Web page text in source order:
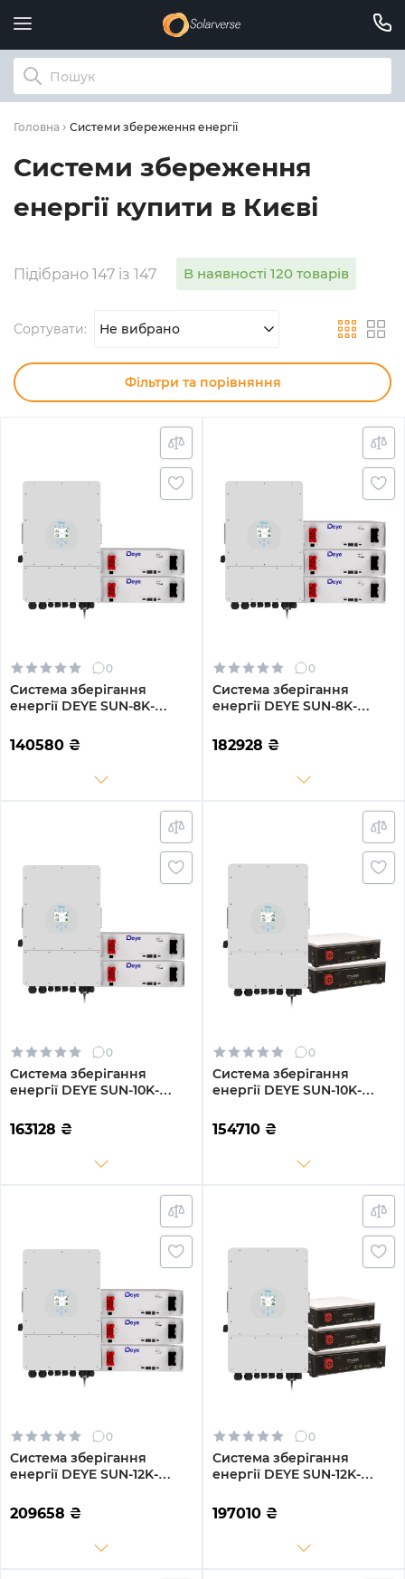
Головна Системи збереження енергії
Системи збереження
енергії купити в Києві
Підібрано 147 із 147 В наявності 120 товарів
Сортувати: Не вибрано
Фільтри та порівняння
0
Система зберігання
енергії DEYE SUN-8K-
8000W 10.24kh 2BAT
LiFePO4 6000 циклів
140580 ₴
0
Система зберігання
енергії DEYE SUN-8K-
8000W 15.36kh 3BAT
LiFePO4 6000 циклів
182928 ₴
0
Система зберігання
енергії DEYE SUN-10K-
2DE10.24K-LFP 10000W
10.24kh 2BAT LiFePO4 6000
163128 ₴
0
Система зберігання
енергії DEYE SUN-10K-
2DY10.24K-LFP-W 10000W
10.24kh 2BAT LiFePO4 6000
154710 ₴
0
Система зберігання
енергії DEYE SUN-12K-
3DE15.36K-LFP 12000W
15.36kh 3BAT LiFePO4 6000
209658 ₴
0
Система зберігання
енергії DEYE SUN-12K-
3DY15.36K-LFP-W 12000W
15.36kh 3BAT LiFePO4 6000
197010 ₴